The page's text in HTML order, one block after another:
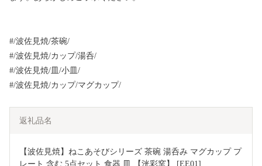
#/波佐見焼/茶碗/
#/波佐見焼/カップ/湯呑/
#/波佐見焼/皿/小皿/
#/波佐見焼/カップ/マグカップ/
返礼品名
【波佐見焼】ねこあそびシリーズ 茶碗 湯呑み マグカップ プ
レート 含む 5点セット 食器 皿 【洸彩窯】 [EE01]